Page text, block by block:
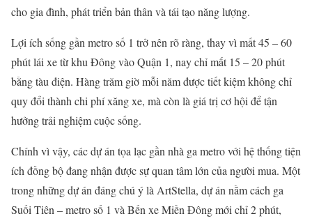
cho gia đình, phát triển bản thân và tái tạo năng lượng.
Lợi ích sống gần metro số 1 trở nên rõ ràng, thay vì mất 45 – 60
phút lái xe từ khu Đông vào Quận 1, nay chỉ mất 15 – 20 phút
bằng tàu điện. Hàng trăm giờ mỗi năm được tiết kiệm không chỉ
quy đổi thành chi phí xăng xe, mà còn là giá trị cơ hội để tận
hưởng trải nghiệm cuộc sống.
Chính vì vậy, các dự án tọa lạc gần nhà ga metro với hệ thống tiện
ích đồng bộ đang nhận được sự quan tâm lớn của người mua. Một
trong những dự án đáng chú ý là ArtStella, dự án nằm cách ga
Suối Tiên – metro số 1 và Bến xe Miền Đông mới chỉ 2 phút,